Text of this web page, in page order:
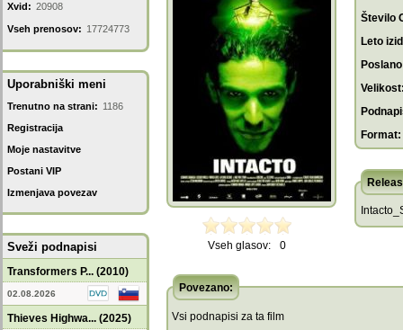
Xvid: 20908
Vseh prenosov: 17724773
Uporabniški meni
Trenutno na strani: 1186
Registracija
Moje nastavitve
Postani VIP
Izmenjava povezav
Sveži podnapisi
Transformers P... (2010)
02.08.2026
Thieves Highwa... (2025)
Vseh glasov: 0
Število
Leto
Format:
Povezano:
Vsi podnapisi za ta film